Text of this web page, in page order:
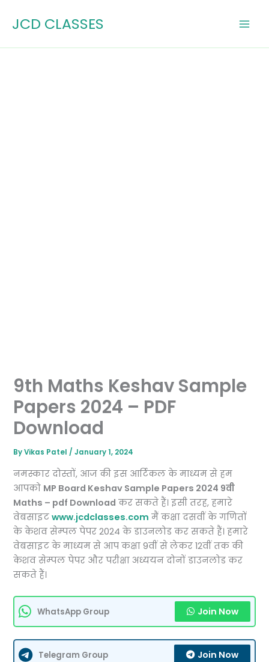
JCD CLASSES
9th Maths Keshav Sample
Papers 2024 – PDF
Download
ByVikas Patel/January 1, 2024
नमस्कार दोस्तों, आज की इस आर्टिकल के माध्यम से हम
आपको MP Board Keshav Sample Papers 2024 9वी
Maths – pdf Download कर सकते हैं। इसी तरह, हमारे
वेबसाइटwww.jcdclasses.com मैं कक्षा दसवीं के गणितों
के केशव सेम्पल पेपर 2024 के डाउनलोड कर सकते हैं। हमारे
वेबसाइट के माध्यम से आप कक्षा 9वीं से लेकर 12वीं तक की
केशव सेम्पल पेपर और परीक्षा अध्ययन दोनों डाउनलोड कर
सकते हैं।
WhatsApp Group Join Now
Telegram Group Join Now